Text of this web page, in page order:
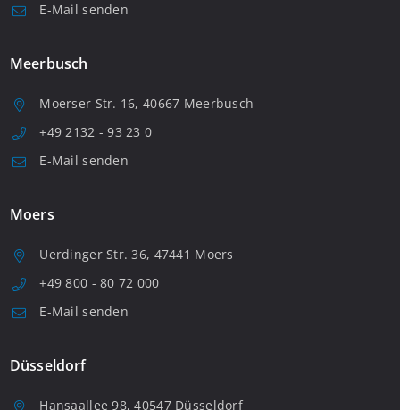
E-Mail senden
Meerbusch
Moerser Str. 16, 40667 Meerbusch
+49 2132 - 93 23 0
E-Mail senden
Moers
Uerdinger Str. 36, 47441 Moers
+49 800 - 80 72 000
E-Mail senden
Düsseldorf
Hansaallee 98, 40547 Düsseldorf